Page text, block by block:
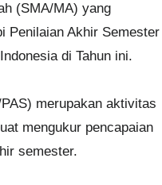
(SMA/MA) yang
Penilaian Akhir Semester
di Tahun ini.
merupakan aktivitas
mengukur pencapaian
semester.